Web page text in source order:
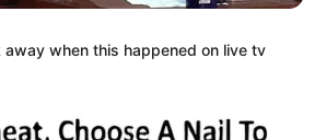
when this happened on live tv